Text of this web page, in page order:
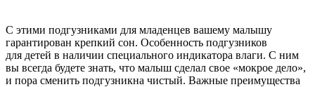
С этими подгузниками для младенцев вашему малышу
гарантирован крепкий сон. Особенность подгузников
для детей в наличии специального индикатора влаги. С ним
вы всегда будете знать, что малыш сделал свое «мокрое дело»,
и пора сменить подгузникна чистый. Важные преимущества